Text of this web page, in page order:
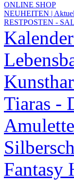
ONLINE SHOP
NEUHEITEN |
RESTPOSTEN -
Tiaras -
Amulette
Fantasy